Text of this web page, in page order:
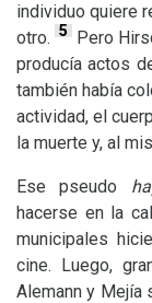
individuo quiere
otro. 5
Pero
producía actos
también había
actividad, el
la muerte y, al
Ese pseudo
hacerse en la
municipales
cine. Luego,
Alemann y Mejía